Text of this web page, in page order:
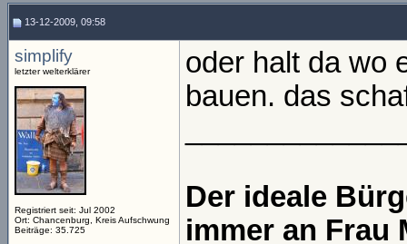
13-12-2009, 09:58
simplify
letzter welterklärer
Registriert seit: Jul 2002
Ort: Chancenburg, Kreis Aufschwung
Beiträge: 35.725
oder halt da wo
bauen. das
Der ideale
immer an Frau